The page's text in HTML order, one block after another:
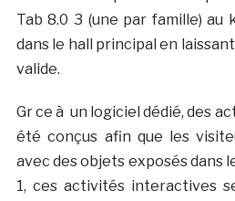
Tab 8.0 3 (une par famille) au
dans le hall principal en
valide.
Gr ce à un logiciel dédié, des
été conçus afin que les
avec des objets exposés dans
1, ces activités interactives